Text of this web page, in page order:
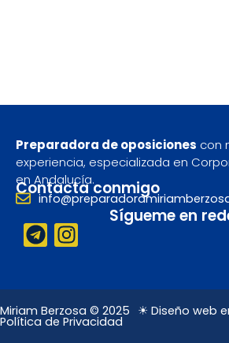
Preparadora de oposiciones con
experiencia, especializada en
en Andalucía.
Contacta conmigo
Sígueme en
T
e
e
g
r
I
n
t
a
g
Miriam Berzosa © 2025 ☀ Diseño web
Política de Privacidad